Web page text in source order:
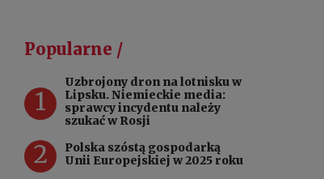
РУССКИЙ
УКРАЇНСЬКА
Popularne /
1
Uzbrojony dron na lotnisku w
Lipsku. Niemieckie media:
sprawcy incydentu należy
szukać w Rosji
2
Polska szóstą gospodarką
Unii Europejskiej w 2025 roku